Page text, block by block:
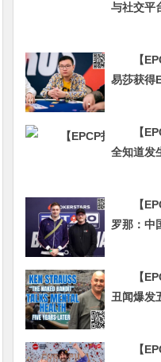
与社交平
【
易莎获得
5300美
【
全知道发
吧兄弟
【
罗那：中
Chung
金赛
【
丑闻爆发
【